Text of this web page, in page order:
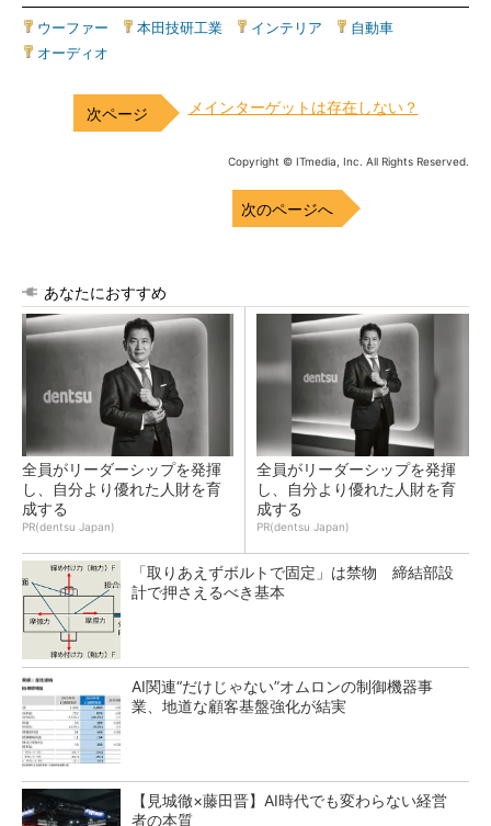
ウーファー 本田技研工業 インテリア 自動車
オーディオ
メインターゲットは存在しない？
Copyright © ITmedia, Inc. All Rights Reserved.
次のページへ
あなたにおすすめ
全員がリーダーシップを発揮
し、自分より優れた人財を育
成する
PR(dentsu Japan)
全員がリーダーシップを発揮
し、自分より優れた人財を育
成する
PR(dentsu Japan)
「取りあえずボルトで固定」は禁物 締結部設
計で押さえるべき基本
AI関連“だけじゃない”オムロンの制御機器事
業、地道な顧客基盤強化が結実
【見城徹×藤田晋】AI時代でも変わらない経営
者の本質